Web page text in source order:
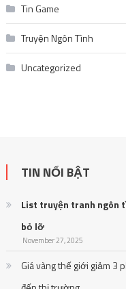
Tin Game
Truyện Ngôn Tình
Uncategorized
TIN NỔI BẬT
List truyện tranh ngôn
bỏ lỡ
November 27, 2025
Giá vàng thế giới giảm 3